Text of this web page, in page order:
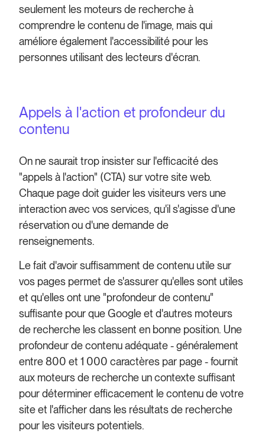
seulement les moteurs de recherche à
comprendre le contenu de l'image, mais qui
améliore également l'accessibilité pour les
personnes utilisant des lecteurs d'écran.
Appels à l'action et profondeur du
contenu
On ne saurait trop insister sur l'efficacité des
"appels à l'action" (CTA) sur votre site web.
Chaque page doit guider les visiteurs vers une
interaction avec vos services, qu'il s'agisse d'une
réservation ou d'une demande de
renseignements.
Le fait d'avoir suffisamment de contenu utile sur
vos pages permet de s'assurer qu'elles sont utiles
et qu'elles ont une "profondeur de contenu"
suffisante pour que Google et d'autres moteurs
de recherche les classent en bonne position. Une
profondeur de contenu adéquate - généralement
entre 800 et 1 000 caractères par page - fournit
aux moteurs de recherche un contexte suffisant
pour déterminer efficacement le contenu de votre
site et l'afficher dans les résultats de recherche
pour les visiteurs potentiels.